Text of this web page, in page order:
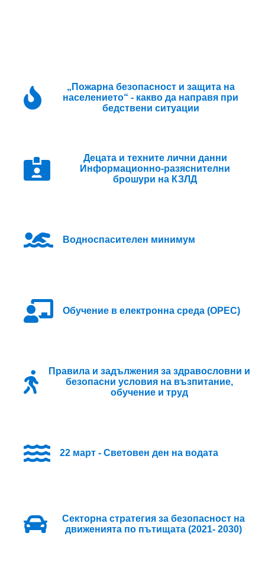
„Пожарна безопасност и защита на
населението“ - какво да направя при
бедствени ситуации
Децата и техните лични данни
Информационно-разяснителни
брошури на КЗЛД
Водноспасителен минимум
Oбучение в електронна среда (ОРЕС)
Правила и задължения за здравословни и
безопасни условия на възпитание,
обучение и труд
22 март - Световен ден на водата
Секторна стратегия за безопасност на
движенията по пътищата (2021- 2030)